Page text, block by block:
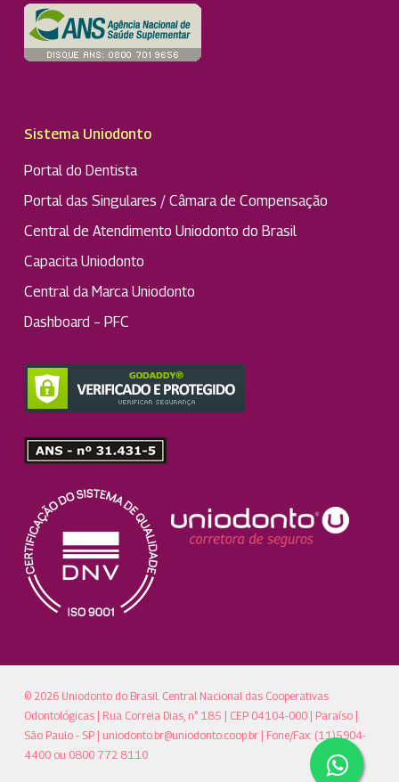
Sistema Uniodonto
Portal do Dentista
Portal das Singulares / Câmara de Compensação
Central de Atendimento Uniodonto do Brasil
Capacita Uniodonto
Central da Marca Uniodonto
Dashboard – PFC
© 2026 Uniodonto do Brasil. Central Nacional das Cooperativas
Odontológicas | Rua Correia Dias, n° 185 | CEP 04104-000 | Paraíso |
São Paulo - SP | uniodonto.br@uniodonto.coop.br| Fone/Fax: (11)5904-
4400 ou 0800 772 8110